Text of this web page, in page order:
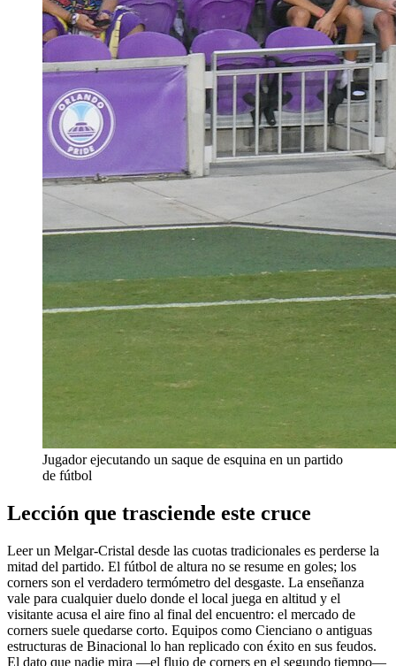
Jugador ejecutando un saque de esquina en un partido
de fútbol
Lección que trasciende este cruce
Leer un Melgar-Cristal desde las cuotas tradicionales es perderse la
mitad del partido. El fútbol de altura no se resume en goles; los
corners son el verdadero termómetro del desgaste. La enseñanza
vale para cualquier duelo donde el local juega en altitud y el
visitante acusa el aire fino al final del encuentro: el mercado de
corners suele quedarse corto. Equipos como Cienciano o antiguas
estructuras de Binacional lo han replicado con éxito en sus feudos.
El dato que nadie mira —el flujo de corners en el segundo tiempo—